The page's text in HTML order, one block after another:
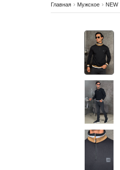
SALE NEW
SALE NEW
Главная › Мужское › NEW